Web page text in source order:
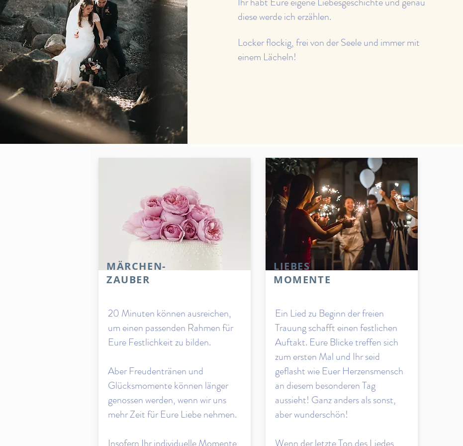
diese werde ich erzählen.
Locker flockig, frei von der Seele und immer mit
einem Lächeln!
MÄRCHEN-
ZAUBER
20 Minuten können ausreichen,
um einen passenden Rahmen für
Eure Festlichkeit zu bilden.
Aber Freudentränen und
Glücksmomente können länger
genossen werden, wenn wir uns
mehr Zeit für Eure Liebe nehmen.
LIEBES
MOMENTE
Ein Lied zu Beginn der freien
Trauung schafft einen festlichen
Auftakt. Eure Blicke treffen sich
zum ersten Mal und Ihr seid
geflasht wie Euer Herzensmensch
an diesem besonderen Tag
aussieht! Ganz anders als sonst,
aber wunderschön!